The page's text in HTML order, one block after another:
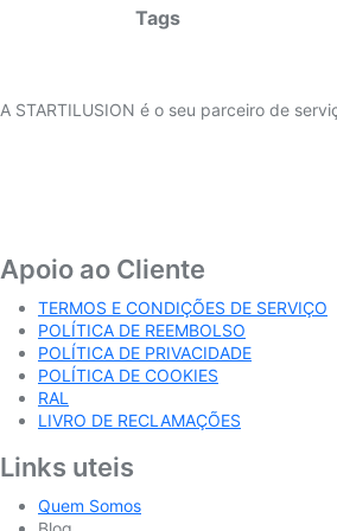
Tags
A STARTILUSION é o seu parceiro de
Apoio ao Cliente
TERMOS E CONDIÇÕES DE SERVIÇO
POLÍTICA DE REEMBOLSO
POLÍTICA DE PRIVACIDADE
POLÍTICA DE COOKIES
RAL
LIVRO DE RECLAMAÇÕES
Links uteis
Quem Somos